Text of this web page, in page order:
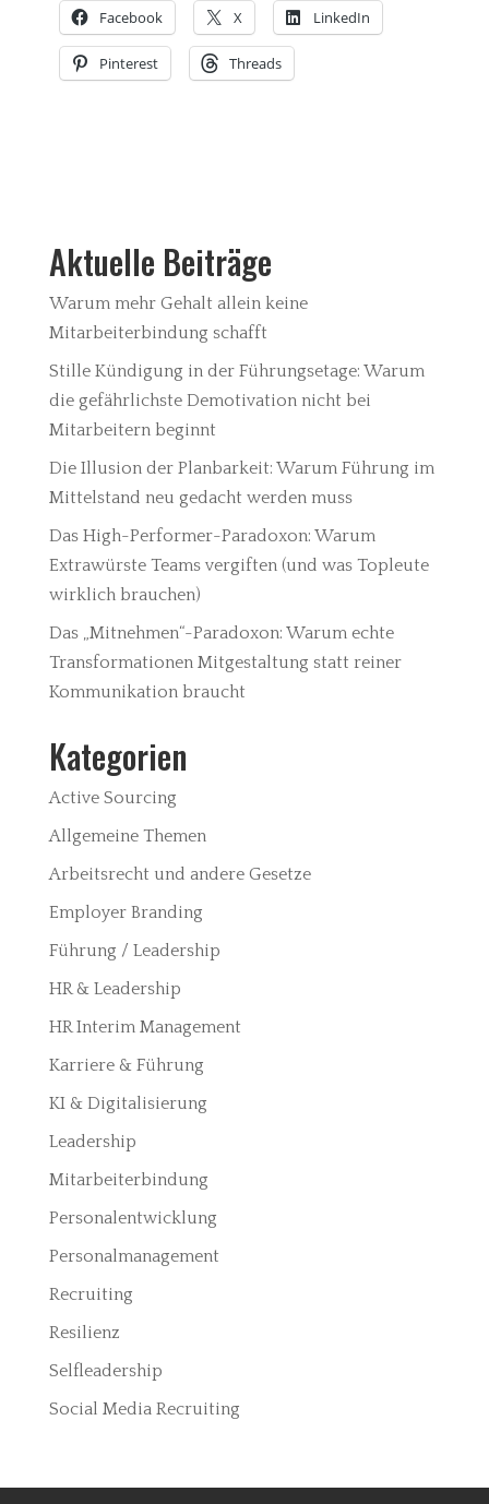
Facebook X LinkedIn
Pinterest Threads
Aktuelle Beiträge
Warum mehr Gehalt allein keine
Mitarbeiterbindung schafft
Stille Kündigung in der Führungsetage: Warum
die gefährlichste Demotivation nicht bei
Mitarbeitern beginnt
Die Illusion der Planbarkeit: Warum Führung im
Mittelstand neu gedacht werden muss
Das High-Performer-Paradoxon: Warum
Extrawürste Teams vergiften (und was Topleute
wirklich brauchen)
Das „Mitnehmen“-Paradoxon: Warum echte
Transformationen Mitgestaltung statt reiner
Kommunikation braucht
Kategorien
Active Sourcing
Allgemeine Themen
Arbeitsrecht und andere Gesetze
Employer Branding
Führung / Leadership
HR & Leadership
HR Interim Management
Karriere & Führung
KI & Digitalisierung
Leadership
Mitarbeiterbindung
Personalentwicklung
Personalmanagement
Recruiting
Resilienz
Selfleadership
Social Media Recruiting